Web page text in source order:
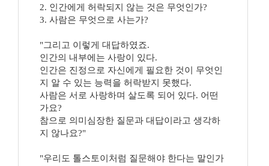
2. 인간에게 허락되지 않는 것은 무엇인가?
3. 사람은 무엇으로 사는가?
"그리고 이렇게 대답하였죠.
인간의 내부에는 사랑이 있다.
인간은 진정으로 자신에게 필요한 것이 무엇인
지 알 수 있는 능력을 허락받지 못했다.
사람은 서로 사랑하며 살도록 되어 있다. 어떤
가요?
참으로 의미심장한 질문과 대답이라고 생각하
지 않나요?"
"우리도 톨스토이처럼 질문해야 한다는 말인가